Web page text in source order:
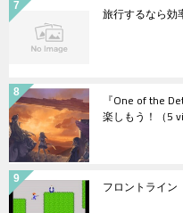
旅行するなら効
『One of the
楽しもう！ （5
フロントライン